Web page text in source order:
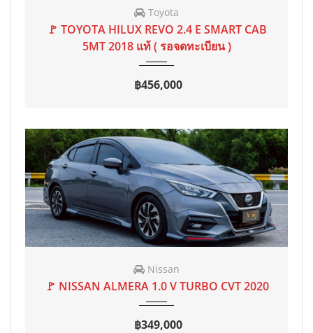
MT
Toyota
🚩 TOYOTA HILUX REVO 2.4 E SMART CAB
5MT 2018 แท้ ( รอจดทะเบียน )
฿456,000
Nissan
🚩 NISSAN ALMERA 1.0 V TURBO CVT 2020
฿349,000